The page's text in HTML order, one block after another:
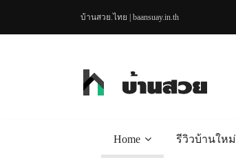
บ้านสวย.ไทย | baansuay.in.th
Home รีวิวบ้านใหม่